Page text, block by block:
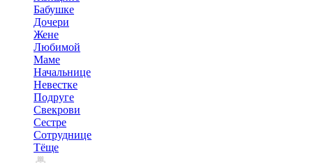
Бабушке
Дочери
Жене
Любимой
Маме
Начальнице
Невестке
Подруге
Свекрови
Сестре
Сотруднице
Тёще